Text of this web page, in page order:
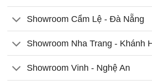
Showroom Cẩm Lệ - Đà Nẵng
Showroom Nha Trang - Khánh
Showroom Vinh - Nghệ An